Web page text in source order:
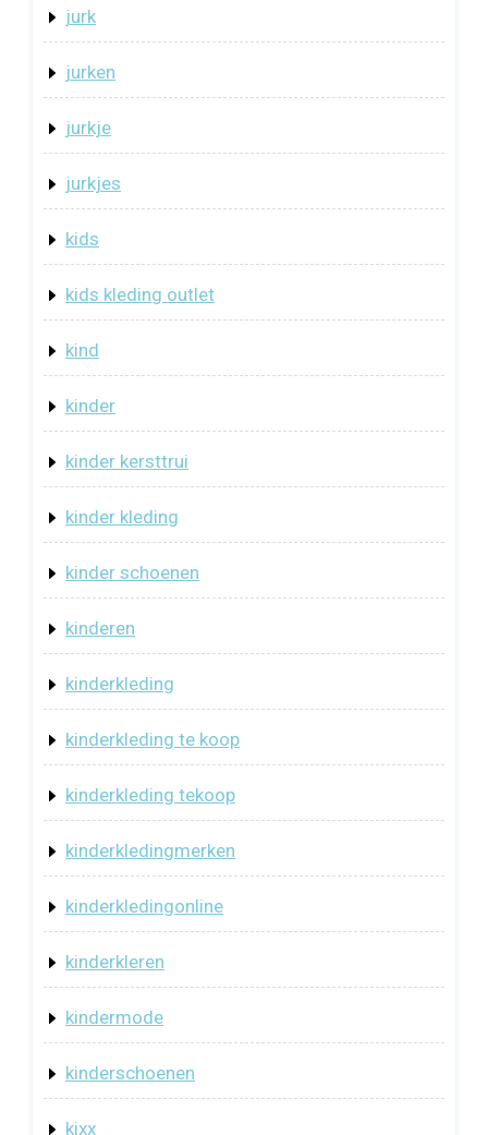
jurk
jurken
jurkje
jurkjes
kids
kids kleding outlet
kind
kinder
kinder kersttrui
kinder kleding
kinder schoenen
kinderen
kinderkleding
kinderkleding te koop
kinderkleding tekoop
kinderkledingmerken
kinderkledingonline
kinderkleren
kindermode
kinderschoenen
kixx